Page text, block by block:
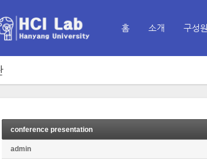
홈 소개 구성원
conference presentation
admin